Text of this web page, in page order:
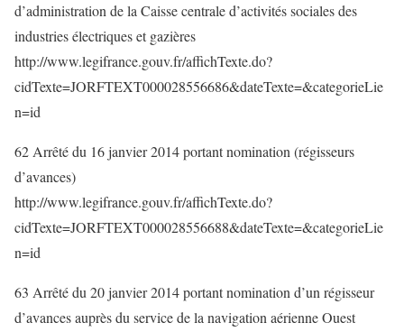
d’administration de la Caisse centrale d’activités sociales des
industries électriques et gazières
http://www.legifrance.gouv.fr/affichTexte.do?
cidTexte=JORFTEXT000028556686&dateTexte=&categorieLie
n=id
62 Arrêté du 16 janvier 2014 portant nomination (régisseurs
d’avances)
http://www.legifrance.gouv.fr/affichTexte.do?
cidTexte=JORFTEXT000028556688&dateTexte=&categorieLie
n=id
63 Arrêté du 20 janvier 2014 portant nomination d’un régisseur
d’avances auprès du service de la navigation aérienne Ouest